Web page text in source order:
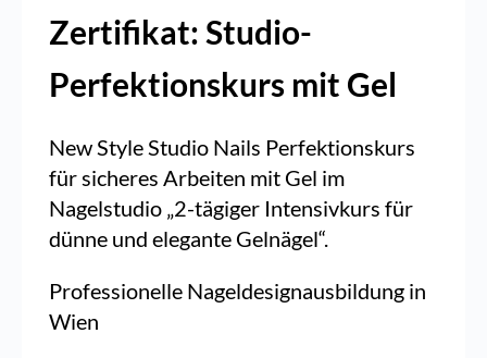
Zertifikat: Studio-
Perfektionskurs mit Gel
New Style Studio Nails Perfektionskurs
für sicheres Arbeiten mit Gel im
Nagelstudio „2-tägiger Intensivkurs für
dünne und elegante Gelnägel“.
Professionelle Nageldesignausbildung in
Wien